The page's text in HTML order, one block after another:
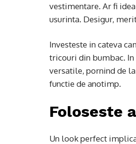
vestimentare. Ar fi
usurinta. Desigur,
Investeste in cateva
tricouri din bumbac. In
versatile, pornind de
functie de anotimp.
Foloseste
Un look perfect